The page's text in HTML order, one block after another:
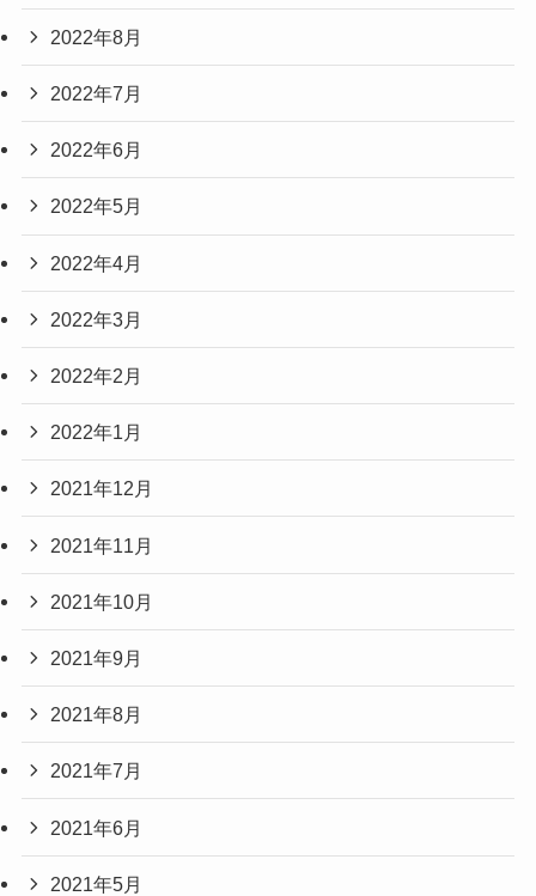
2022年8月
2022年7月
2022年6月
2022年5月
2022年4月
2022年3月
2022年2月
2022年1月
2021年12月
2021年11月
2021年10月
2021年9月
2021年8月
2021年7月
2021年6月
2021年5月